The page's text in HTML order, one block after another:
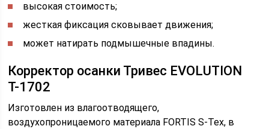
высокая стоимость;
жесткая фиксация сковывает движения;
может натирать подмышечные впадины.
Корректор осанки Тривес EVOLUTION
Т-1702
Изготовлен из влагоотводящего,
воздухопроницаемого материала FORTIS S-Tex, в